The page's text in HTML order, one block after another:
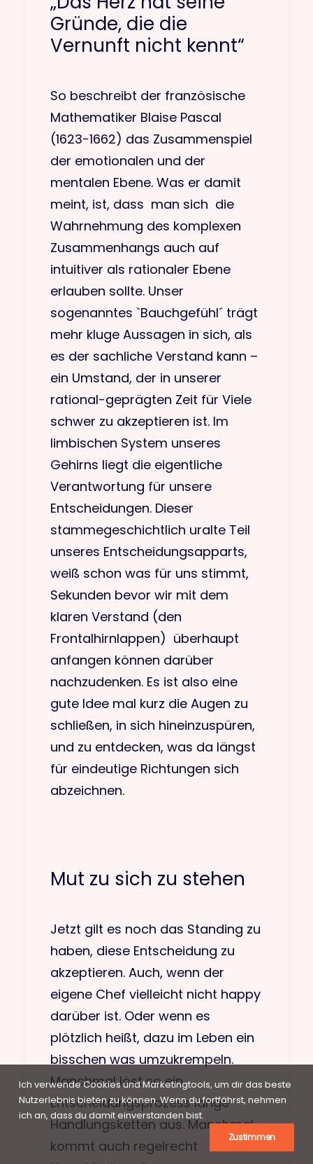
Gründe, die die
Vernunft nicht kennt“
So beschreibt der französische
Mathematiker Blaise Pascal
(1623−1662) das Zusammenspiel
der emotionalen und der
mentalen Ebene. Was er damit
meint, ist, dass man sich die
Wahrnehmung des komplexen
Zusammenhangs auch auf
intuitiver als rationaler Ebene
erlauben sollte. Unser
sogenanntes `Bauchgefühl´ trägt
mehr kluge Aussagen in sich, als
es der sachliche Verstand kann –
ein Umstand, der in unserer
rational-geprägten Zeit für Viele
schwer zu akzeptieren ist. Im
limbischen System unseres
Gehirns liegt die eigentliche
Verantwortung für unsere
Entscheidungen. Dieser
stammegeschichtlich uralte Teil
unseres Entscheidungsapparts,
weiß schon was für uns stimmt,
Sekunden bevor wir mit dem
klaren Verstand (den
Frontalhirnlappen) überhaupt
anfangen können darüber
nachzudenken. Es ist also eine
gute Idee mal kurz die Augen zu
schließen, in sich hineinzuspüren,
und zu entdecken, was da längst
für eindeutige Richtungen sich
abzeichnen.
Mut zu sich zu stehen
Jetzt gilt es noch das Standing zu
haben, diese Entscheidung zu
akzeptieren. Auch, wenn der
eigene Chef vielleicht nicht happy
darüber ist. Oder wenn es
plötzlich heißt, dazu im Leben ein
bisschen was umzukrempeln.
Manchmal löst so ein
Entscheidungsprozess lange
Handlungsketten aus. Manchmal
kommt auch regelrecht
Ich verwende Cookies und Marketingtools, um dir das beste
Nutzerlebnis bieten zu können. Wenn du fortfährst, nehmen
ich an, dass du damit einverstanden bist.
Zustimmen